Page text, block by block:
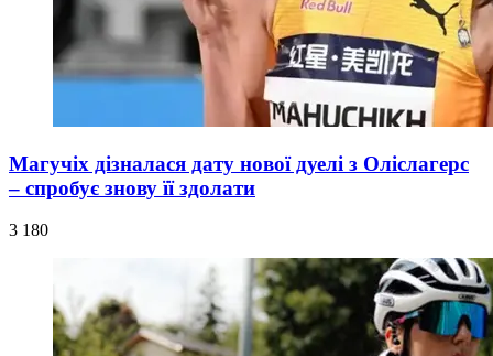
Магучіх дізналася дату нової дуелі з Оліслагерс
– спробує знову її здолати
3 180